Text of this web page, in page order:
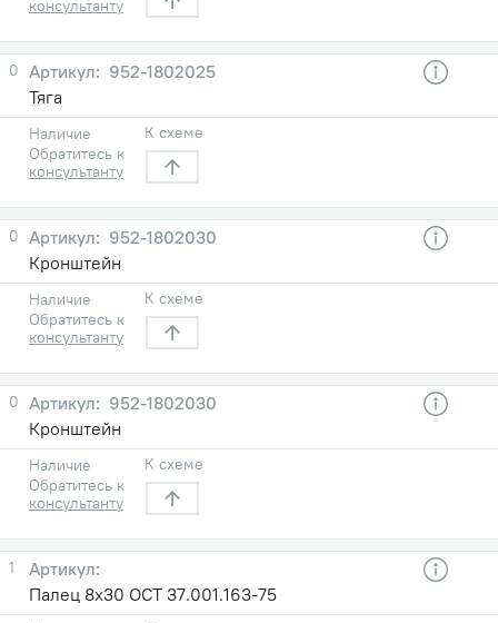
консультанту
0
952-1802025
Тяга
Наличие
Обратитесь к
консультанту
К схеме
0
952-1802030
Кронштейн
Наличие
Обратитесь к
консультанту
К схеме
0
952-1802030
Кронштейн
Наличие
Обратитесь к
консультанту
К схеме
1
Палец 8х30 ОСТ 37.001.163-75